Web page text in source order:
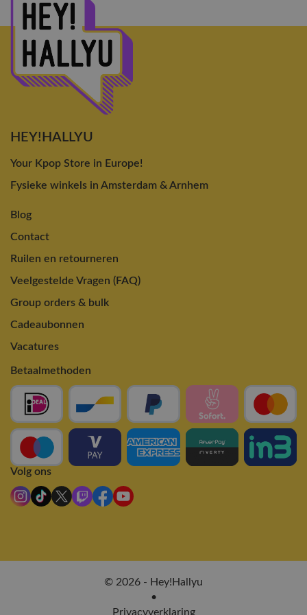
HEY!HALLYU
Your Kpop Store in Europe!
Fysieke winkels in Amsterdam & Arnhem
Blog
Contact
Ruilen en retourneren
Veelgestelde Vragen (FAQ)
Group orders & bulk
Cadeaubonnen
Vacatures
Betaalmethoden
Volg ons
© 2026 - Hey!Hallyu
•
Privacyverklaring